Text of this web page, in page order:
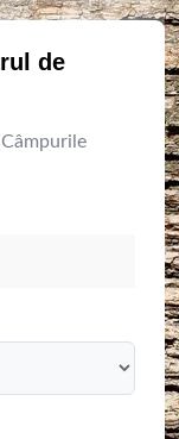
de
Câmpurile